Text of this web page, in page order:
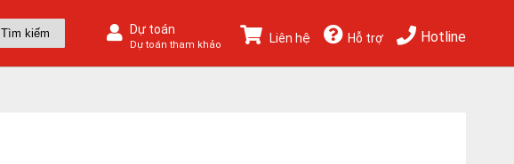
Dự toán
Dự toán tham khảo Liên hệ Hỗ trợ Hotline